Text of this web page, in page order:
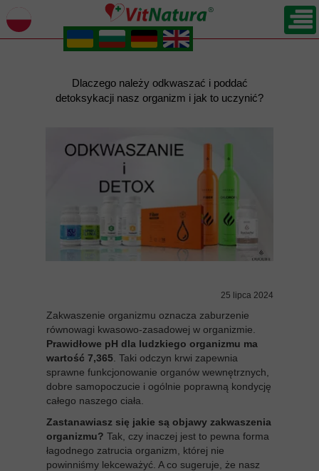
.
.
.
Dlaczego należy odkwaszać i poddać
detoksykacji nasz organizm i jak to uczynić?
25 lipca 2024
Zakwaszenie organizmu oznacza zaburzenie
równowagi kwasowo-zasadowej w organizmie.
Prawidłowe pH dla ludzkiego organizmu ma
wartość 7,365 . Taki odczyn krwi zapewnia
sprawne funkcjonowanie organów wewnętrznych,
dobre samopoczucie i ogólnie poprawną kondycję
całego naszego ciała.
Zastanawiasz się jakie są objawy zakwaszenia
organizmu? Tak, czy inaczej jest to pewna forma
łagodnego zatrucia organizm, której nie
powinniśmy lekceważyć. A co sugeruje, że nasz